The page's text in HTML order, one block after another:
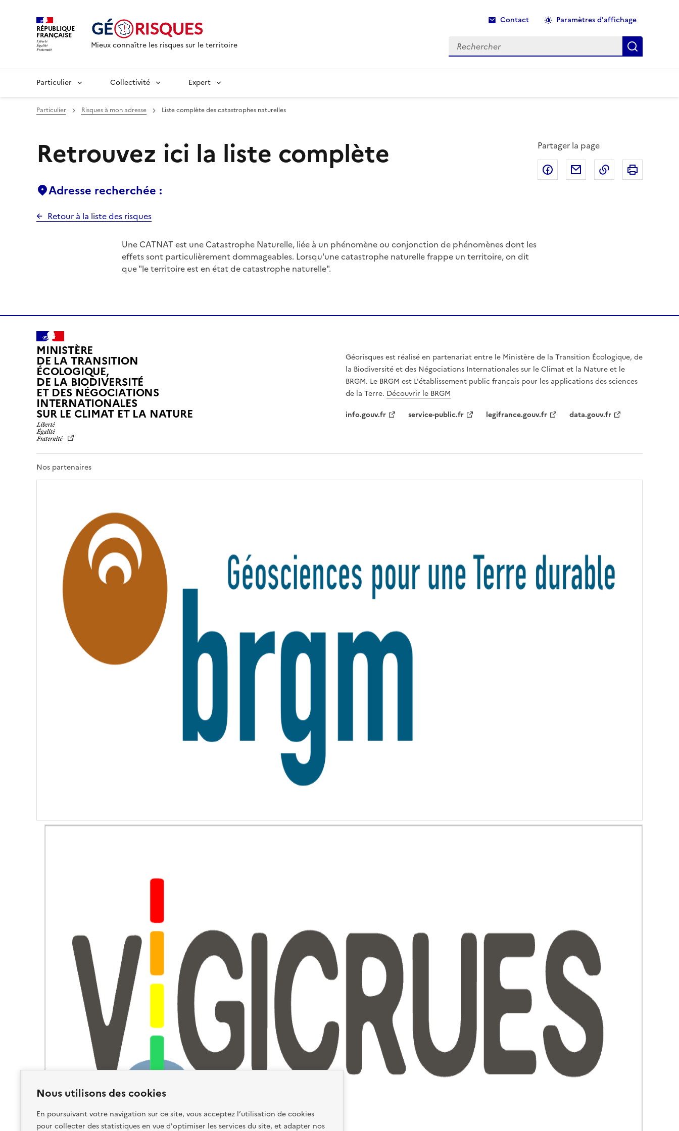
Nous utilisons des cookies
En poursuivant votre navigation sur ce site, vous acceptez l’utilisation de cookies
pour collecter des statistiques en vue d'optimiser les services du site, et adapter nos
RÉPUBLIQUE
FRANÇAISE
Mieux connaître les risques sur le territoire
Contact Paramètres d'affichage
Rechercher Recherche
Particulier Collectivité Expert
Particulier Risques à mon adresse Liste complète des catastrophes naturelles
Retrouvez ici la liste complète
Adresse recherchée :
Retour à la liste des risques
Partager la page
Partager sur Facebook
Partager par email
Copier dans le
Une CATNAT est une Catastrophe Naturelle, liée à un phénomène ou conjonction de phénomènes dont les
effets sont particulièrement dommageables. Lorsqu'une catastrophe naturelle frappe un territoire, on dit
que "le territoire est en état de catastrophe naturelle".
MINISTÈRE
DE LA TRANSITION
ÉCOLOGIQUE,
DE LA BIODIVERSITÉ
ET DES NÉGOCIATIONS
INTERNATIONALES
SUR LE CLIMAT ET LA NATUREL
R
É
R
R
N
T
Géorisques est réalisé en partenariat entre le Ministère de la Transition Écologique, de
la Biodiversité et des Négociations Internationales sur le Climat et la Nature et le
BRGM. Le BRGM est L'établissement public français pour les applications des sciences
de la Terre. Découvrir le BRGM
info.gouv.fr
service-public.fr legifrance.gouv.fr data.gouv.fr
Nos partenaires